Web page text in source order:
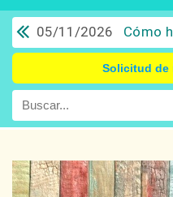
05/11/2026 Cómo hacer que tu
Solicitud de